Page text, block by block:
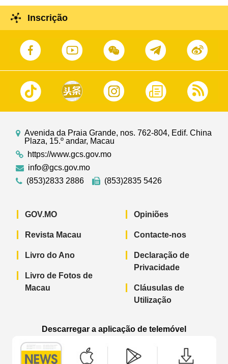
Inscrição
Avenida da Praia Grande, nos. 762-804, Edif. China
Plaza, 15.º andar, Macau
https://www.gcs.gov.mo
info@gcs.gov.mo
(853)2833 2886
(853)2835 5426
GOV.MO
Revista Macau
Livro do Ano
Livro de Fotos de
Macau
Opiniões
Contacte-nos
Declaração de
Privacidade
Cláusulas de
Utilização
Descarregar a aplicação de telemóvel